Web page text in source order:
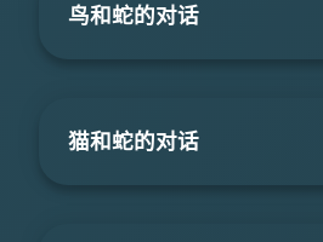
鸟和蛇的对话
猫和蛇的对话